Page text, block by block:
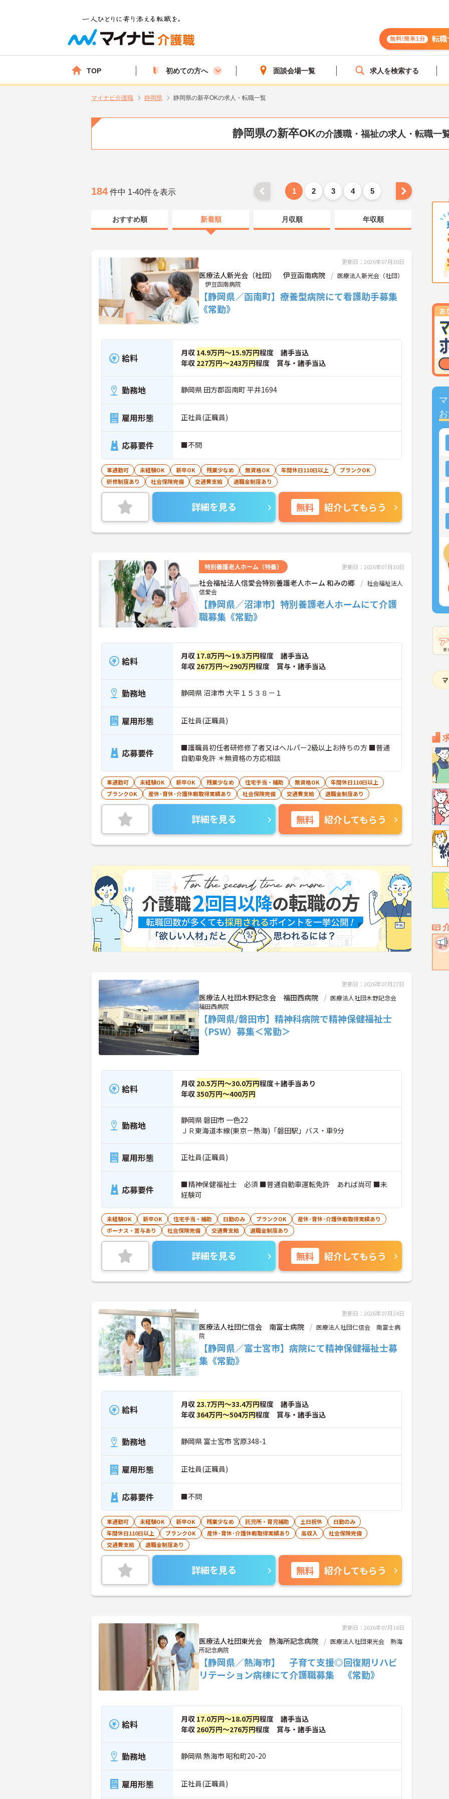
無料!簡単1分 転職
TOP 初めての方へ 面談会場一覧 求人を検索する
マイナビ介護職 静岡県 静岡県の新卒OKの求人・転職一覧
静岡県の新卒OKの介護職・福祉の求人・転職一
184 件中 1-40件を表示 1 2 3 4 5
おすすめ順 新着順 月収順 年収順
更新日：2026年07月30日
医療法人新光会（社団） 伊豆函南病院
医療法人新光会（社団）
伊豆函南病院
【静岡県／函南町】療養型病院にて看護助手募集
《常勤》
給料 月収 14.9万円～15.9万円程度 諸手当込
年収 227万円～243万円程度 賞与・諸手当込
勤務地 静岡県 田方郡函南町 平井1694
雇用形態 正社員(正職員)
応募要件 ■不問
車通勤可 未経験OK 新卒OK 残業少なめ 無資格OK 年間休日110日以上
ブランクOK
研修制度あり
社会保険完備 交通費支給 退職金制度あり
詳細を見る 無料 紹介してもらう
特別養護老人ホーム（特養） 更新日：2026年07月30日
社会福祉法人信愛会特別養護老人ホーム 和みの郷
社会福祉法人
信愛会
【静岡県／沼津市】特別養護老人ホームにて介護
職募集《常勤》
給料 月収 17.8万円～19.3万円程度 諸手当込
年収 267万円～290万円程度 賞与・諸手当込
勤務地 静岡県 沼津市 大平１５３８－１
雇用形態 正社員(正職員)
応募要件
■護職員初任者研修修了者又はヘルパー2級以上お持ちの方 ■普通
自動車免許 ＊無資格の方応相談
車通勤可 未経験OK 新卒OK 残業少なめ 住宅手当・補助 無資格OK
年間休日110日以上
ブランクOK
産休･育休･介護休暇取得実績あり 社会保険完備 交通費支給 退職金制度あり
詳細を見る 無料 紹介してもらう
更新日：2026年07月27日
医療法人社団木野記念会 福田西病院
医療法人社団木野記念会
福田西病院
【静岡県/磐田市】精神科病院で精神保健福祉士
（PSW）募集＜常勤＞
給料 月収 20.5万円～30.0万円程度＋諸手当あり
年収350万円～400万円
勤務地
静岡県 磐田市 一色22
ＪＲ東海道本線(東京－熱海)「磐田駅」バス・車9分
雇用形態 正社員(正職員)
応募要件
■精神保健福祉士 必須 ■普通自動車運転免許 あれば尚可 ■未
経験可
未経験OK 新卒OK 住宅手当・補助 日勤のみ ブランクOK
産休･育休･介護休暇取得実績あり
ボーナス・賞与あり
社会保険完備 交通費支給 退職金制度あり
詳細を見る 無料 紹介してもらう
更新日：2026年07月24日
医療法人社団仁信会 南富士病院
医療法人社団仁信会 南富士病
院
【静岡県／富士宮市】病院にて精神保健福祉士募
集《常勤》
給料 月収 23.7万円～33.4万円程度 諸手当込
年収364万円～504万円程度 賞与・諸手当込
勤務地 静岡県 富士宮市 宮原348-1
雇用形態 正社員(正職員)
応募要件 ■不問
車通勤可 未経験OK 新卒OK 残業少なめ 託児所・育児補助 土日祝休
日勤のみ
年間休日110日以上
ブランクOK 産休･育休･介護休暇取得実績あり 高収入
社会保険完備
交通費支給
退職金制度あり
詳細を見る 無料 紹介してもらう
更新日：2026年07月16日
医療法人社団東光会 熱海所記念病院
医療法人社団東光会 熱海
所記念病院
【静岡県／熱海市】 子育て支援◎回復期リハビ
リテーション病棟にて介護職募集 《常勤》
給料 月収 17.0万円～18.0万円程度 諸手当込
年収 260万円～276万円程度 賞与・諸手当込
勤務地 静岡県 熱海市 昭和町20-20
雇用形態 正社員(正職員)